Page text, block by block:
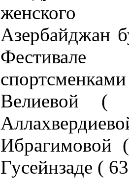
женского
Азербайджан
Велиевой (
Гусейнзаде (